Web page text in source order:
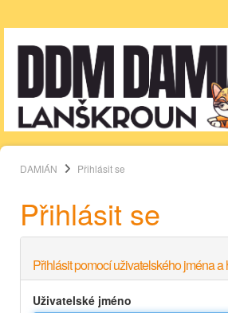
DAMIÁN Přihlásit se
Přihlásit se
Přihlásit pomocí uživatelského jména a
Uživatelské jméno